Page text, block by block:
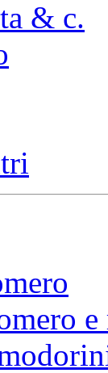
& c.